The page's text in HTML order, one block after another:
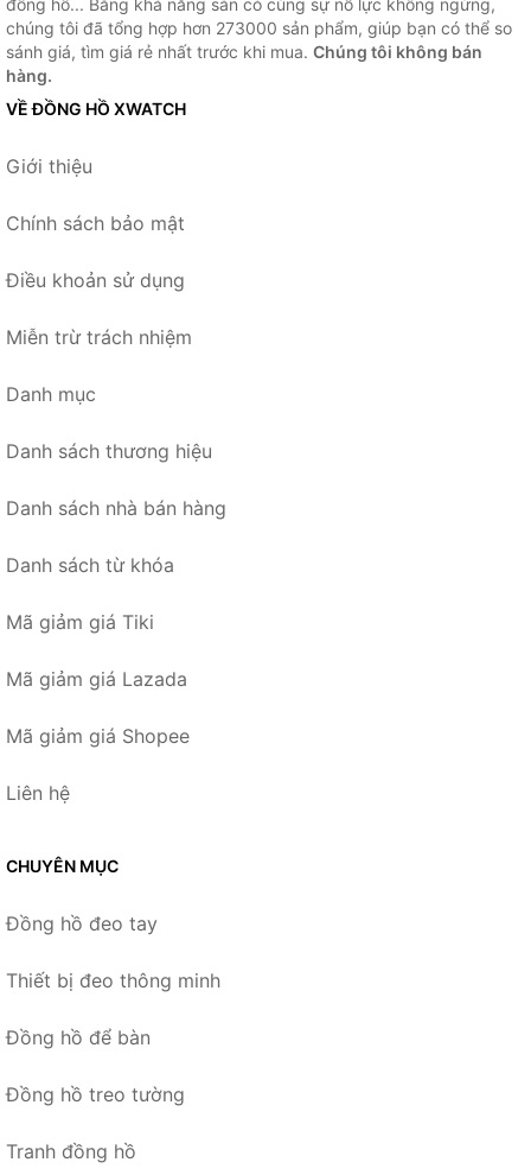
đồng hồ... Bằng khả năng sẵn có cùng sự nỗ lực không ngừng,
chúng tôi đã tổng hợp hơn 273000 sản phẩm, giúp bạn có thể so
sánh giá, tìm giá rẻ nhất trước khi mua. Chúng tôi không bán
hàng.
VỀ ĐỒNG HỒ XWATCH
Giới thiệu
Chính sách bảo mật
Điều khoản sử dụng
Miễn trừ trách nhiệm
Danh mục
Danh sách thương hiệu
Danh sách nhà bán hàng
Danh sách từ khóa
Mã giảm giá Tiki
Mã giảm giá Lazada
Mã giảm giá Shopee
Liên hệ
CHUYÊN MỤC
Đồng hồ đeo tay
Thiết bị đeo thông minh
Đồng hồ để bàn
Đồng hồ treo tường
Tranh đồng hồ